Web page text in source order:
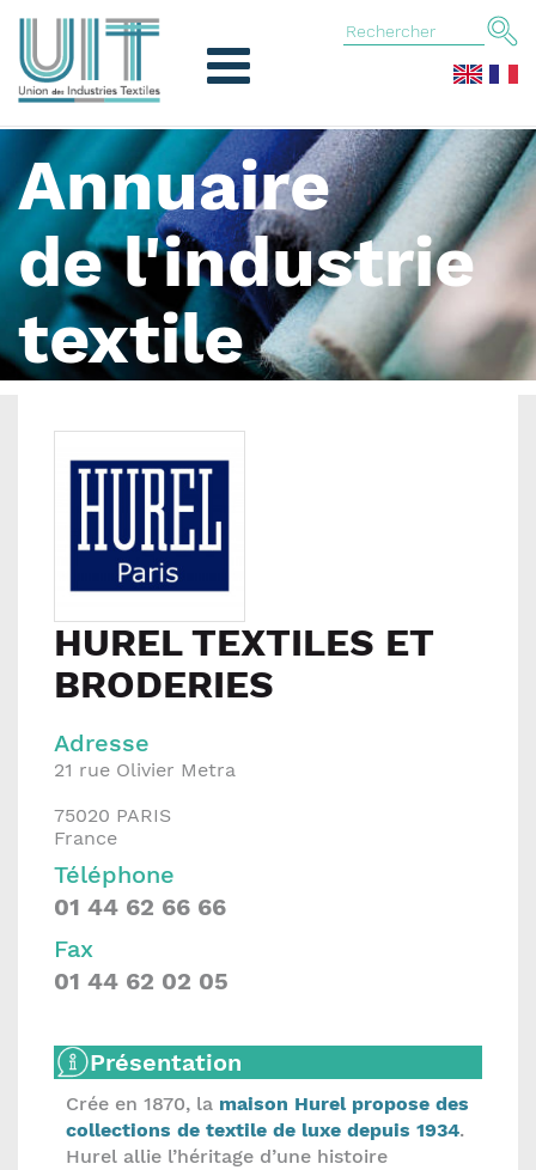
Annuaire
de l'industrie
textile
HUREL TEXTILES ET
BRODERIES
Adresse
21 rue Olivier Metra
75020 PARIS
France
Téléphone
01 44 62 66 66
Fax
01 44 62 02 05
Présentation
Crée en 1870, la maison Hurel propose des
collections de textile de luxe depuis 1934.
Hurel allie l’héritage d’une histoire